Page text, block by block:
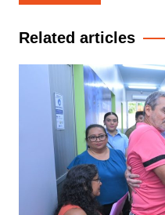
de
Post
Related articles